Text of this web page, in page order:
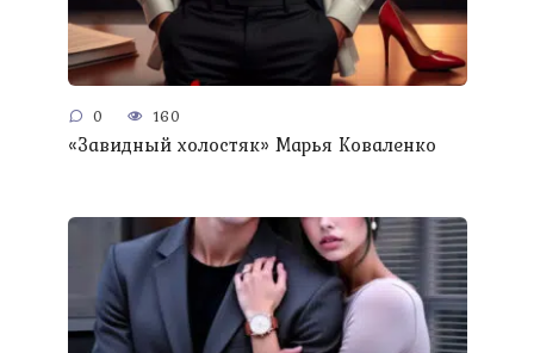
0 160
«Завидный холостяк» Марья Коваленко